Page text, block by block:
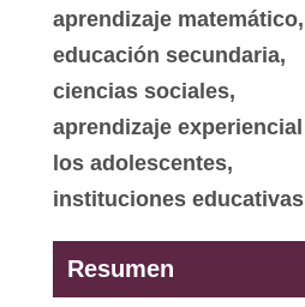
aprendizaje matemático,
educación secundaria,
ciencias sociales,
aprendizaje
los adolescentes,
instituciones
Resumen